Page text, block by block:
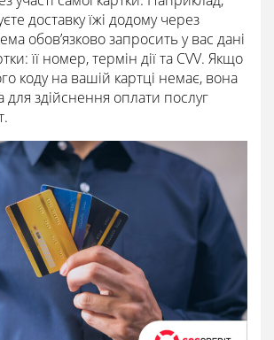
доставку їжі додому через
обов’язково запросить у вас дані
її номер, термін дії та CVV. Якщо
коду на вашій картці немає, вона
здійснення оплати послуг